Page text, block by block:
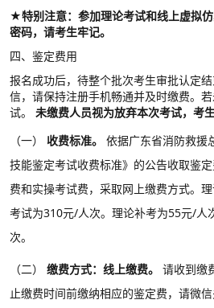
★特别注意：参加理论考试和线上虚拟
密码，请考生牢记。
四、鉴定费用
报名成功后，待整个批次考生审批认定
信，请保持注册手机畅通并及时缴费。
试。 未缴费人员视为放弃本次考试，考
（一） 收费标准。
依据广东省消防救援
技能鉴定考试收费标准》的公告收取鉴
费和实操考试费，采取网上缴费方式。
考试为310元/人次。理论补考为55元/人
次。
（二） 缴费方式：线上缴费。
请收到缴
止缴费时间前缴纳相应的鉴定费，请微信